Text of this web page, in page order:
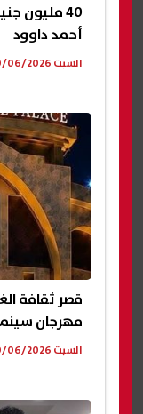
40 مليون
أحمد داوود
السبت 20/06/2026 05:36 م
قصر ثقافة
مهرجان
السبت 20/06/2026 05:17 م